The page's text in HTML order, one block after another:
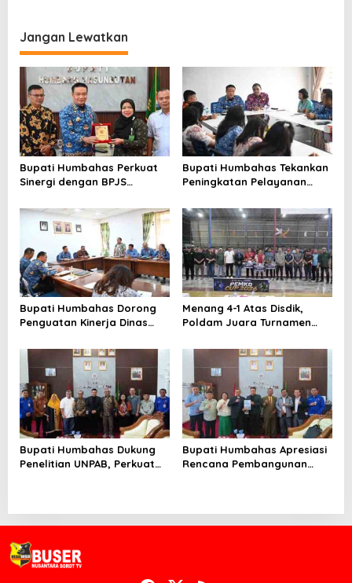
Jangan Lewatkan
Bupati Humbahas Perkuat
Sinergi dengan BPJS
Perluas Perlindungan
Pekerja
Bupati Humbahas Tekankan
Peningkatan Pelayanan
Utamakan Profesionalisme
dan Integritas
Bupati Humbahas Dorong
Penguatan Kinerja Dinas
SDM Berkualitas
Menang 4-1 Atas Disdik,
Poldam Juara Turnamen
Bupati Humbahas Dukung
Penelitian UNPAB, Perkuat
Bupati Humbahas Apresiasi
Rencana Pembangunan